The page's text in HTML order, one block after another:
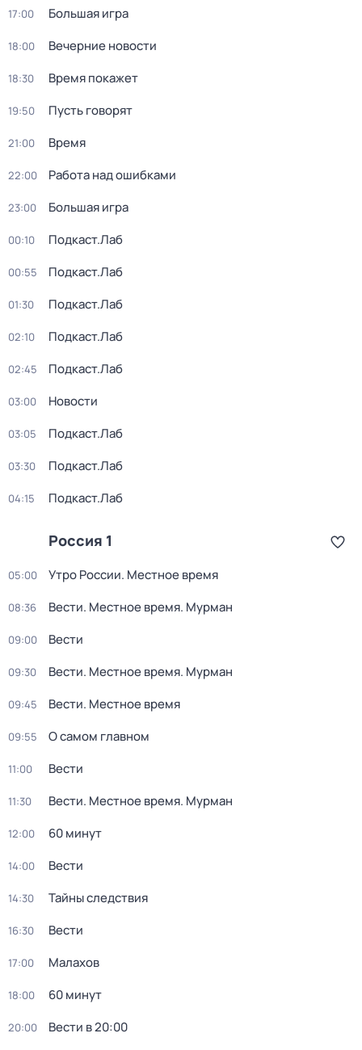
17:00 Большая игра
18:00 Вечерние новости
18:30 Время покажет
19:50 Пусть говорят
21:00 Время
22:00 Работа над ошибками
23:00 Большая игра
00:10 Подкаст.Лаб
00:55 Подкаст.Лаб
01:30 Подкаст.Лаб
02:10 Подкаст.Лаб
02:45 Подкаст.Лаб
03:00 Новости
03:05 Подкаст.Лаб
03:30 Подкаст.Лаб
04:15 Подкаст.Лаб
Россия 1
05:00 Утро России. Местное время
08:36 Вести. Местное время. Мурман
09:00 Вести
09:30 Вести. Местное время. Мурман
09:45 Вести. Местное время
09:55 О самом главном
11:00 Вести
11:30 Вести. Местное время. Мурман
12:00 60 минут
14:00 Вести
14:30 Тайны следствия
16:30 Вести
17:00 Малахов
18:00 60 минут
20:00 Вести в 20:00